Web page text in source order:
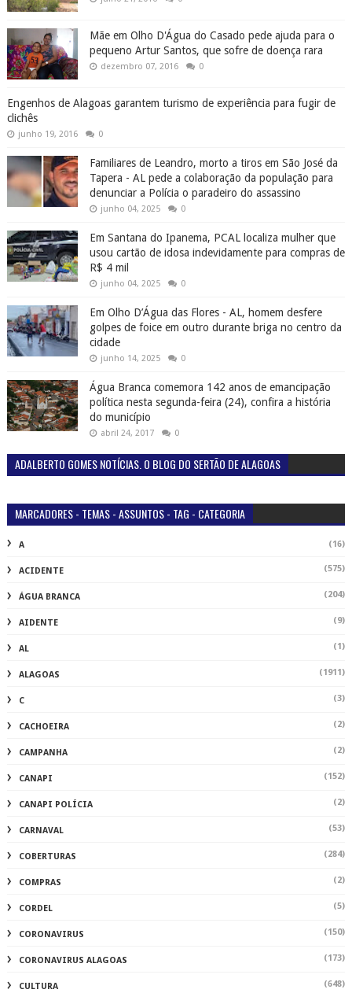
Mãe em Olho D'Água do Casado pede ajuda para o
pequeno Artur Santos, que sofre de doença rara
dezembro 07, 2016 0
Engenhos de Alagoas garantem turismo de experiência para fugir de
clichês
junho 19, 2016 0
Familiares de Leandro, morto a tiros em São José da
Tapera - AL pede a colaboração da população para
denunciar a Polícia o paradeiro do assassino
junho 04, 2025 0
Em Santana do Ipanema, PCAL localiza mulher que
usou cartão de idosa indevidamente para compras de
R$ 4 mil
junho 04, 2025 0
Em Olho D’Água das Flores - AL, homem desfere
golpes de foice em outro durante briga no centro da
cidade
junho 14, 2025 0
Água Branca comemora 142 anos de emancipação
política nesta segunda-feira (24), confira a história
do município
abril 24, 2017 0
ADALBERTO GOMES NOTÍCIAS. O BLOG DO SERTÃO DE ALAGOAS
MARCADORES - TEMAS - ASSUNTOS - TAG - CATEGORIA
A (16)
ACIDENTE (575)
ÁGUA BRANCA (204)
AIDENTE (9)
AL (1)
ALAGOAS (1911)
C (3)
CACHOEIRA (2)
CAMPANHA (2)
CANAPI (152)
CANAPI POLÍCIA (2)
CARNAVAL (53)
COBERTURAS (284)
COMPRAS (2)
CORDEL (5)
CORONAVIRUS (150)
CORONAVIRUS ALAGOAS (173)
CULTURA (648)